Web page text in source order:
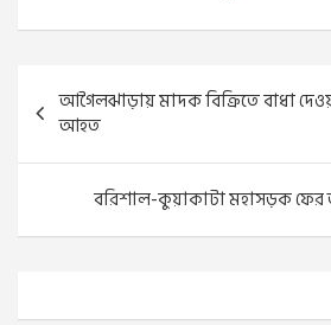
Post
navigation
আগৈলঝাড়ায় মাদক বিক্রিতে বাধা
আহত
বরিশাল-কুয়াকাটা মহাসড়ক ফের